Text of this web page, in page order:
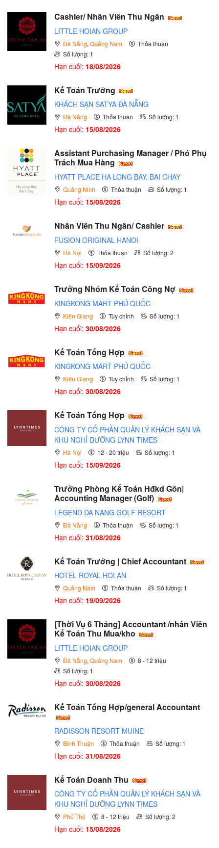
Cashier/ Nhân Viên Thu Ngân
LITTLE HOIAN GROUP
Đà Nẵng, Quảng Nam
Thỏa thuận
Số lượng: 1
Hạn cuối: 18/08/2026
Kế Toán Trưởng
KHÁCH SẠN SATYA ĐÀ NẴNG
Đà Nẵng Thỏa thuận Số lượng: 1
Hạn cuối: 15/08/2026
Assistant Purchasing Manager / Phó Phụ
Trách Mua Hàng
HYATT PLACE HA LONG BAY, BAI CHAY
Quảng Ninh Thỏa thuận Số lượng: 1
Hạn cuối: 15/08/2026
Nhân Viên Thu Ngân/ Cashier
FUSION ORIGINAL HANOI
Hà Nội Thỏa thuận Số lượng: 2
Hạn cuối: 15/09/2026
Trưởng Nhóm Kế Toán Công Nợ
KINGKONG MART PHÚ QUỐC
Kiên Giang Tùy chỉnh Số lượng: 1
Hạn cuối: 30/08/2026
Kế Toán Tổng Hợp
KINGKONG MART PHÚ QUỐC
Kiên Giang Tùy chỉnh Số lượng: 1
Hạn cuối: 30/08/2026
Kế Toán Tổng Hợp
CÔNG TY CỔ PHẦN QUẢN LÝ KHÁCH SẠN VÀ
KHU NGHỈ DƯỠNG LYNN TIMES
Hà Nội 12 - 20 triệu Số lượng: 1
Hạn cuối: 15/09/2026
Trưởng Phòng Kế Toán Hđkd Gôn|
Accounting Manager (Golf)
LEGEND DA NANG GOLF RESORT
Đà Nẵng Thỏa thuận Số lượng: 1
Hạn cuối: 31/08/2026
Kế Toán Trưởng | Chief Accountant
HOTEL ROYAL HOI AN
Quảng Nam Thỏa thuận Số lượng: 1
Hạn cuối: 19/09/2026
[Thời Vụ 6 Tháng] Accountant /nhân Viên
Kế Toán Thu Mua/kho
LITTLE HOIAN GROUP
Đà Nẵng, Quảng Nam
8 - 12 triệu
Số lượng: 1
Hạn cuối: 30/08/2026
Kế Toán Tổng Hợp/general Accountant
RADISSON RESORT MUINE
Bình Thuận Thỏa thuận Số lượng: 1
Hạn cuối: 31/08/2026
Kế Toán Doanh Thu
CÔNG TY CỔ PHẦN QUẢN LÝ KHÁCH SẠN VÀ
KHU NGHỈ DƯỠNG LYNN TIMES
Phú Thọ 8 - 12 triệu Số lượng: 2
Hạn cuối: 15/08/2026